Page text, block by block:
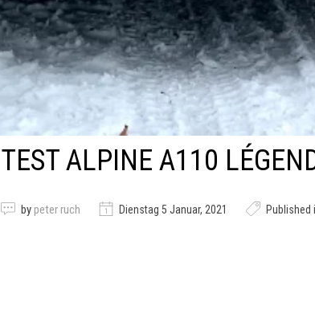
TEST ALPINE A110
by peter ruch Dienstag 5 Januar, 2021 Published